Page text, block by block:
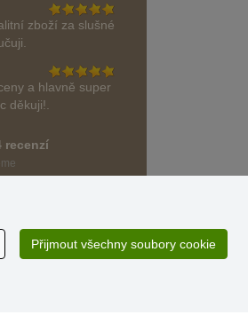
zboží za slušné
a hlavně super
děkuji!.
recenzí
Přijmout všechny soubory cookie